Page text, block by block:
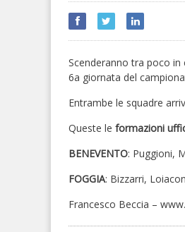
Scenderanno tra poco in
6a giornata del
Entrambe le squadre
Queste le formazioni
BENEVENTO: Puggioni,
FOGGIA: Bizzarri,
Francesco Beccia –